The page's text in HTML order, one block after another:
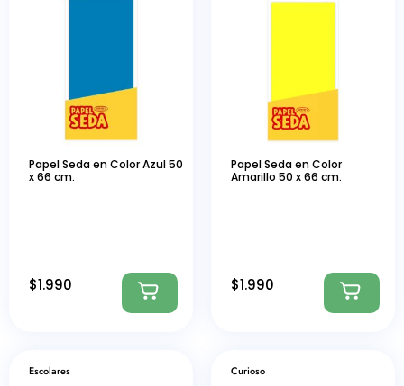
Papel Seda en Color Azul 50
x 66 cm.
$1.990
Papel Seda en Color
Amarillo 50 x 66 cm.
$1.990
Escolares Curioso